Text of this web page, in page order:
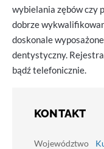
wybielania zębów czy
dobrze
doskonale
dentystyczny.
bądź telefonicznie.
KONTAKT
Województwo